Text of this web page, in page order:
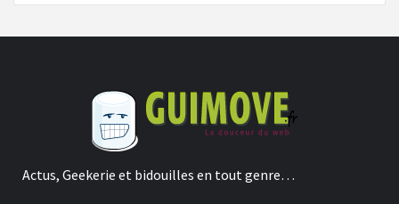
Actus, Geekerie et bidouilles en tout genre…